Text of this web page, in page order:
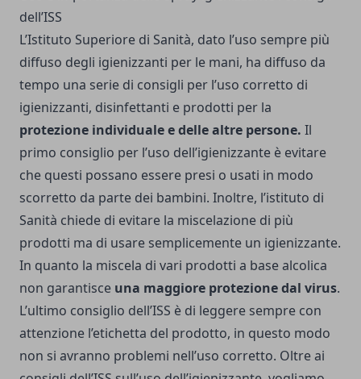
dell’ISS
L’Istituto Superiore di Sanità, dato l’uso sempre più
diffuso degli igienizzanti per le mani, ha diffuso da
tempo una serie di consigli per l’uso corretto di
igienizzanti, disinfettanti e prodotti per la
protezione individuale e delle altre persone. Il
primo consiglio per l’uso dell’igienizzante è evitare
che questi possano essere presi o usati in modo
scorretto da parte dei bambini. Inoltre, l’istituto di
Sanità chiede di evitare la miscelazione di più
prodotti ma di usare semplicemente un igienizzante.
In quanto la miscela di vari prodotti a base alcolica
non garantisce una maggiore protezione dal virus.
L’ultimo consiglio dell’ISS è di leggere sempre con
attenzione l’etichetta del prodotto, in questo modo
non si avranno problemi nell’uso corretto. Oltre ai